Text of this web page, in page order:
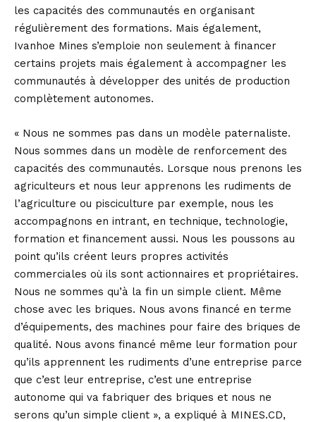
les capacités des communautés en organisant
régulièrement des formations. Mais également,
Ivanhoe Mines s’emploie non seulement à financer
certains projets mais également à accompagner les
communautés à développer des unités de production
complètement autonomes.
« Nous ne sommes pas dans un modèle paternaliste.
Nous sommes dans un modèle de renforcement des
capacités des communautés. Lorsque nous prenons les
agriculteurs et nous leur apprenons les rudiments de
l’agriculture ou pisciculture par exemple, nous les
accompagnons en intrant, en technique, technologie,
formation et financement aussi. Nous les poussons au
point qu’ils créent leurs propres activités
commerciales où ils sont actionnaires et propriétaires.
Nous ne sommes qu’à la fin un simple client. Même
chose avec les briques. Nous avons financé en terme
d’équipements, des machines pour faire des briques de
qualité. Nous avons financé même leur formation pour
qu’ils apprennent les rudiments d’une entreprise parce
que c’est leur entreprise, c’est une entreprise
autonome qui va fabriquer des briques et nous ne
serons qu’un simple client », a expliqué à MINES.CD,